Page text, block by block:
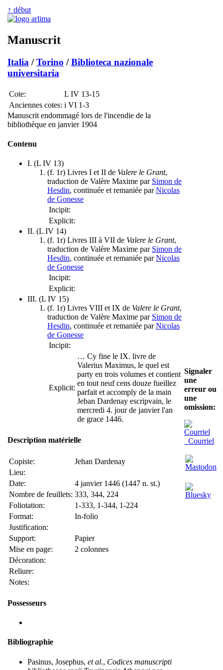
↑ début
Manuscrit
Italia /Torino /Biblioteca nazionale
universitaria
Cote:
L IV 13-15
Anciennes cotes: i VI 1-3
Manuscrit endommagé lors de l'incendie de la
bibliothèque en janvier 1904
Contenu
I. (L IV 13)
(f. 1r) Livres I et II de Valere le Grant,
traduction de Valère Maxime par Simon de
Hesdin, continuée et remaniée parNicolas
de Gonesse
Incipit:
Explicit:
II. (L IV 14)
(f. 1r) Livres III à VII de Valere le Grant,
traduction de Valère Maxime par Simon de
Hesdin, continuée et remaniée parNicolas
de Gonesse
Incipit:
Explicit:
III. (L IV 15)
(f. 1r) Livres VIII et IX de Valere le Grant,
traduction de Valère Maxime par Simon de
Hesdin, continuée et remaniée parNicolas
de Gonesse
Incipit:
Explicit:
… Cy fine le IX. livre de
Valerius Maximus, le quel est
party en trois volumes et contient
en tout neuf cens douze fueillez
parfait et accomply de la main
Jeban Dardenay escripvain, le
mercredi 4. jour de janvier l'an
de grace 1446.
Description matérielle
Copiste:
Jehan Dardenay
Lieu:
Date:
4 janvier 1446 (1447 n. st.)
Nombre de feuillets: 333, 344, 224
Foliotation:
1-333, 1-344, 1-224
Format:
In-folio
Justification:
Support:
Papier
Mise en page:
2 colonnes
Décoration:
Reliure:
Notes:
Possesseurs
Bibliographie
Pasinus, Josephus, et al., Codices manuscripti
Signaler
une
erreur ou
une
omission:
Courriel